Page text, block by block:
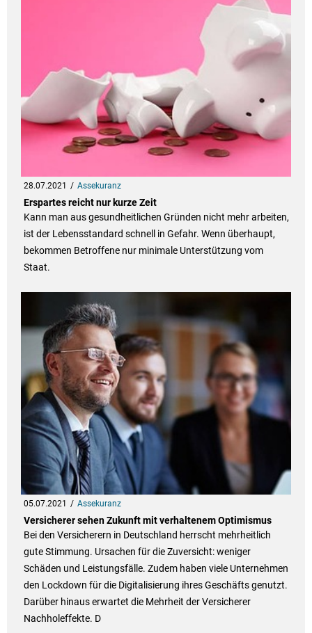
28.07.2021 Assekuranz
Erspartes reicht nur kurze Zeit
Kann man aus gesundheitlichen Gründen nicht mehr arbeiten,
ist der Lebensstandard schnell in Gefahr. Wenn überhaupt,
bekommen Betroffene nur minimale Unterstützung vom
Staat.
05.07.2021 Assekuranz
Versicherer sehen Zukunft mit verhaltenem Optimismus
Bei den Versicherern in Deutschland herrscht mehrheitlich
gute Stimmung. Ursachen für die Zuversicht: weniger
Schäden und Leistungsfälle. Zudem haben viele Unternehmen
den Lockdown für die Digitalisierung ihres Geschäfts genutzt.
Darüber hinaus erwartet die Mehrheit der Versicherer
Nachholeffekte. D